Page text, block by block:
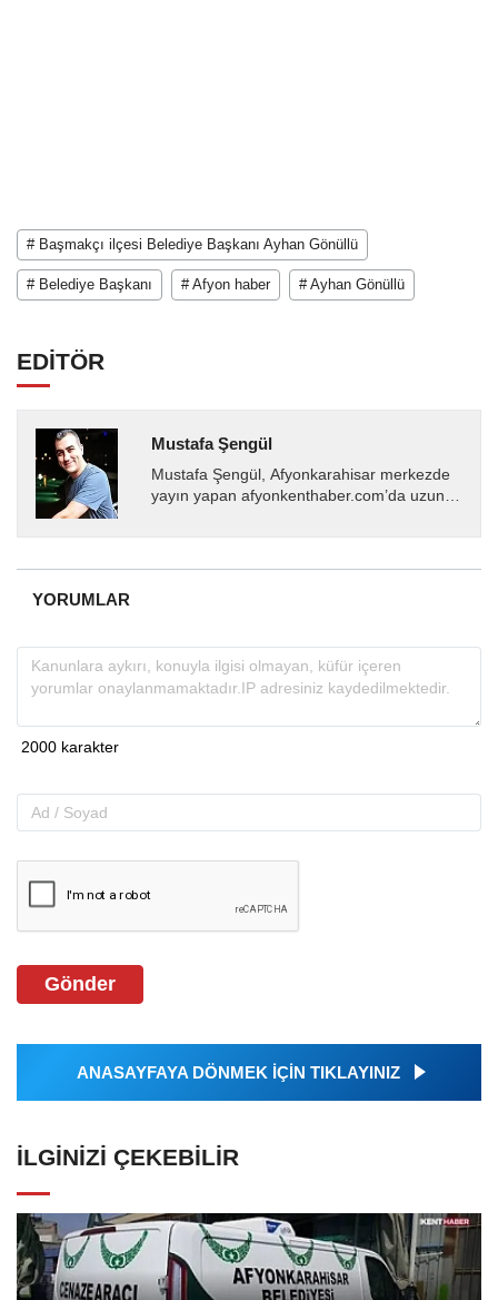
# Başmakçı ilçesi Belediye Başkanı Ayhan Gönüllü
# Belediye Başkanı # Afyon haber # Ayhan Gönüllü
EDİTÖR
Mustafa Şengül
Mustafa Şengül, Afyonkarahisar merkezde
yayın yapan afyonkenthaber.com’da uzun
almakta, haber akışı...
YORUMLAR
Gönder
ANASAYFAYA DÖNMEK İÇİN TIKLAYINIZ
İLGINIZI ÇEKEBILIR